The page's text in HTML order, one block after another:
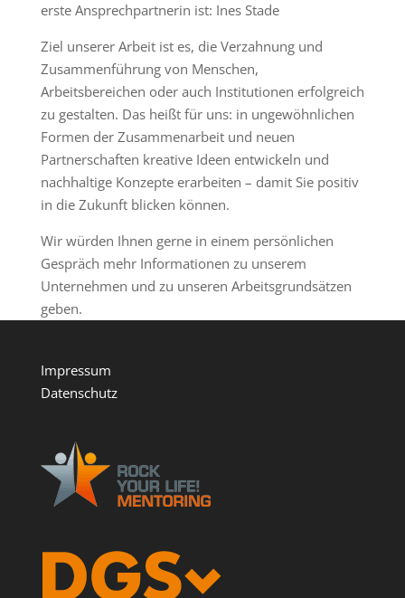
erste Ansprechpartnerin ist: Ines Stade
Ziel unserer Arbeit ist es, die Verzahnung und
Zusammenführung von Menschen,
Arbeitsbereichen oder auch Institutionen erfolgreich
zu gestalten. Das heißt für uns: in ungewöhnlichen
Formen der Zusammenarbeit und neuen
Partnerschaften kreative Ideen entwickeln und
nachhaltige Konzepte erarbeiten – damit Sie positiv
in die Zukunft blicken können.
Wir würden Ihnen gerne in einem persönlichen
Gespräch mehr Informationen zu unserem
Unternehmen und zu unseren Arbeitsgrundsätzen
geben.
Impressum
Datenschutz